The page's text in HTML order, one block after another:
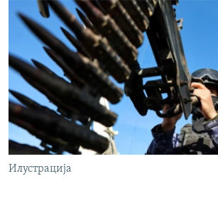
Илустрација